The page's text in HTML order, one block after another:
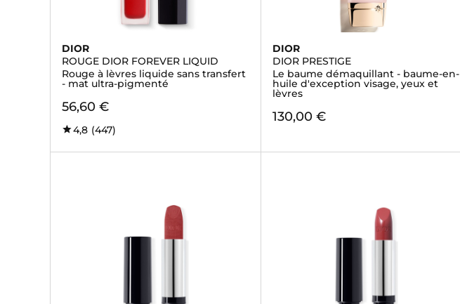
DIOR
ROUGE DIOR FOREVER LIQUID
Rouge à lèvres liquide sans transfert
- mat ultra-pigmenté
56,60 €
4,8 (447)
DIOR
DIOR PRESTIGE
Le baume démaquillant - baume-en-
huile d'exception visage, yeux et
lèvres
130,00 €